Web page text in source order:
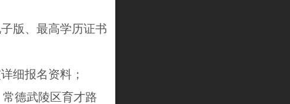
版、最高学历证书
细报名资料；
德武陵区育才路